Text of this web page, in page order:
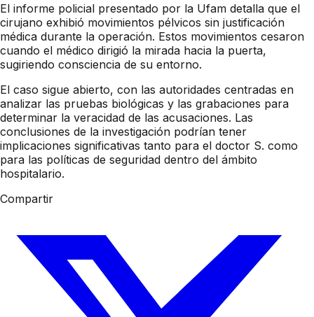
El informe policial presentado por la Ufam detalla que el
cirujano exhibió movimientos pélvicos sin justificación
médica durante la operación. Estos movimientos cesaron
cuando el médico dirigió la mirada hacia la puerta,
sugiriendo consciencia de su entorno.
El caso sigue abierto, con las autoridades centradas en
analizar las pruebas biológicas y las grabaciones para
determinar la veracidad de las acusaciones. Las
conclusiones de la investigación podrían tener
implicaciones significativas tanto para el doctor S. como
para las políticas de seguridad dentro del ámbito
hospitalario.
Compartir